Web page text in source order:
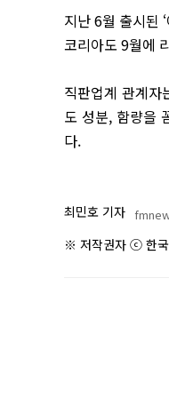
지난 6월 출시된
코리아도 9월에
직판업계 관계자
도 성분, 함량을
다.
최민호 기자
※ 저작권자 ⓒ 한국